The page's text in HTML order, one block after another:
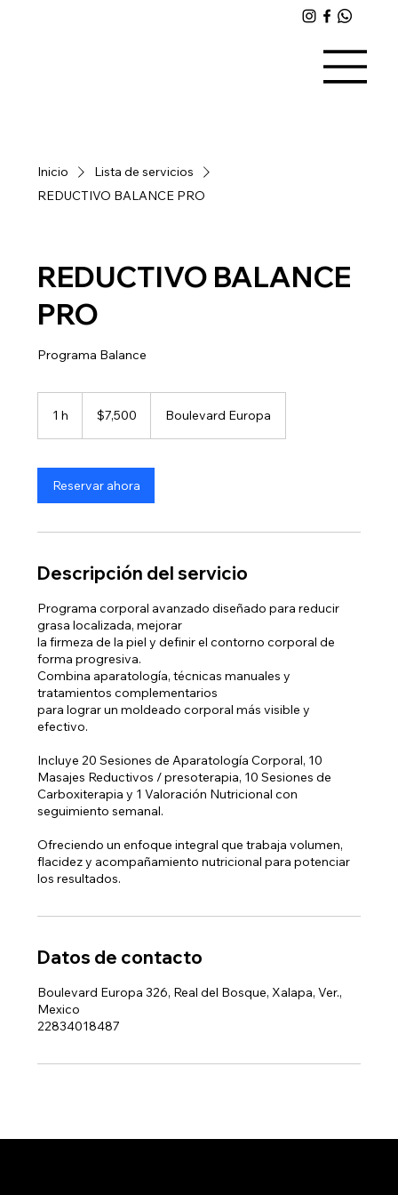
Inicio
Lista de servicios
REDUCTIVO BALANCE PRO
REDUCTIVO BALANCE
PRO
Programa Balance
1 h
pesos
mexicanos
$7,500 Boulevard Europa
Reservar ahora
Descripción del servicio
Programa corporal avanzado diseñado para reducir
grasa localizada, mejorar
la firmeza de la piel y definir el contorno corporal de
forma progresiva.
Combina aparatología, técnicas manuales y
tratamientos complementarios
para lograr un moldeado corporal más visible y
efectivo.
Incluye 20 Sesiones de Aparatología Corporal, 10
Masajes Reductivos / presoterapia, 10 Sesiones de
Carboxiterapia y 1 Valoración Nutricional con
seguimiento semanal.
Ofreciendo un enfoque integral que trabaja volumen,
flacidez y acompañamiento nutricional para potenciar
los resultados.
Datos de contacto
Boulevard Europa 326, Real del Bosque, Xalapa, Ver.,
Mexico
22834018487